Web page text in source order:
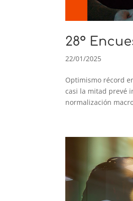
28°
22/01/2025
Optimismo récord
casi la mitad prevé
normalización